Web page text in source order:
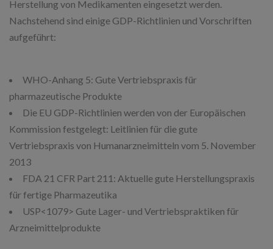
Herstellung von Medikamenten eingesetzt werden.
Nachstehend sind einige GDP-Richtlinien und Vorschriften
aufgeführt:
WHO-Anhang 5: Gute Vertriebspraxis für
pharmazeutische Produkte
Die EU GDP-Richtlinien werden von der Europäischen
Kommission festgelegt: Leitlinien für die gute
Vertriebspraxis von Humanarzneimitteln vom 5. November
2013
FDA 21 CFR Part 211: Aktuelle gute Herstellungspraxis
für fertige Pharmazeutika
USP<1079> Gute Lager- und Vertriebspraktiken für
Arzneimittelprodukte